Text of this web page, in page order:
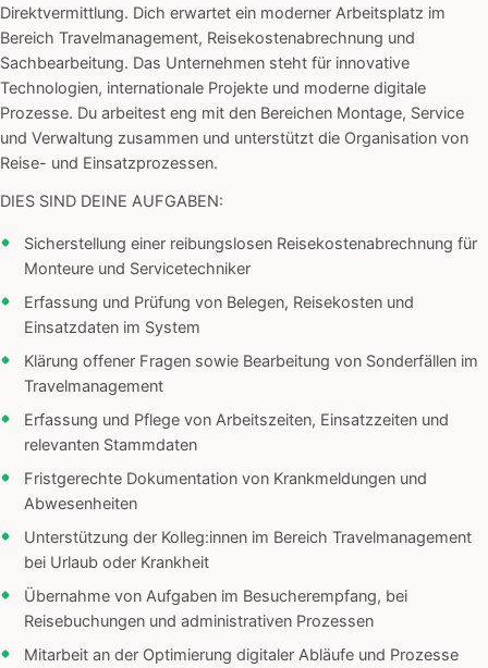
Direktvermittlung. Dich erwartet ein moderner Arbeitsplatz im
Bereich Travelmanagement, Reisekostenabrechnung und
Sachbearbeitung. Das Unternehmen steht für innovative
Technologien, internationale Projekte und moderne digitale
Prozesse. Du arbeitest eng mit den Bereichen Montage, Service
und Verwaltung zusammen und unterstützt die Organisation von
Reise- und Einsatzprozessen.
DIES SIND DEINE AUFGABEN:
Sicherstellung einer reibungslosen Reisekostenabrechnung für
Monteure und Servicetechniker
Erfassung und Prüfung von Belegen, Reisekosten und
Einsatzdaten im System
Klärung offener Fragen sowie Bearbeitung von Sonderfällen im
Travelmanagement
Erfassung und Pflege von Arbeitszeiten, Einsatzzeiten und
relevanten Stammdaten
Fristgerechte Dokumentation von Krankmeldungen und
Abwesenheiten
Unterstützung der Kolleg:innen im Bereich Travelmanagement
bei Urlaub oder Krankheit
Übernahme von Aufgaben im Besucherempfang, bei
Reisebuchungen und administrativen Prozessen
Mitarbeit an der Optimierung digitaler Abläufe und Prozesse